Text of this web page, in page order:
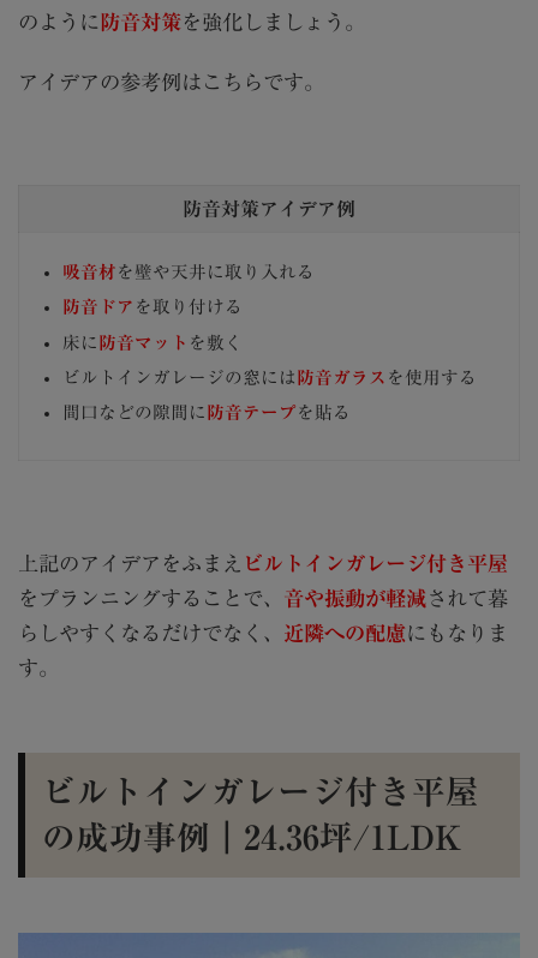
のように 防音対策を強化しましょう。
アイデアの参考例はこちらです。
防音対策アイデア例
吸音材 を壁や天井に取り入れる
防音ドア を取り付ける
床に 防音マット を敷く
ビルトインガレージの窓には 防音ガラス を使用する
間口などの隙間に 防音テープ を貼る
上記のアイデアをふまえ ビルトインガレージ付き平屋
をプランニングすることで、 音や振動が軽減されて暮
らしやすくなるだけでなく、 近隣への配慮にもなりま
す。
ビルトインガレージ付き平屋
の成功事例｜24.36坪/1LDK